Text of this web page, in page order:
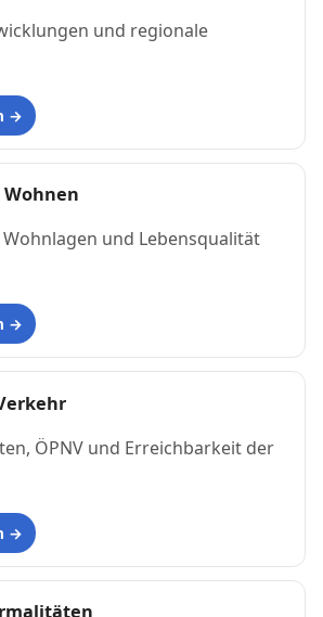
und regionale
und Lebensqualität
ÖPNV und Erreichbarkeit der